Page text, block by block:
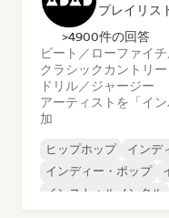
プレイリス
>4900件の回答
ビート／ローファイ
クラシック カントリ
ドリル／ジャージー
アーティストを「イ
加
ヒップホップ
インデ
インディー・ポップ
インストゥルメンタル